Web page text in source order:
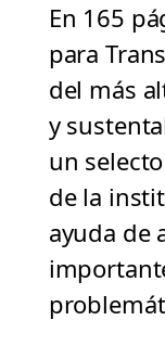
En 165
para
del más
y
un
de la
ayuda de